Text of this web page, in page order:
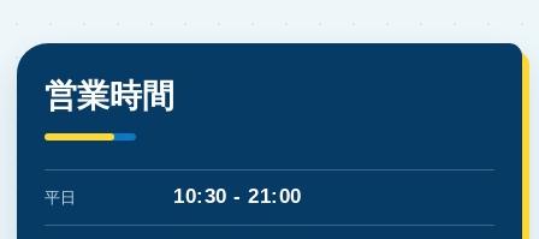
営業時間
平日 10:30 - 21:00